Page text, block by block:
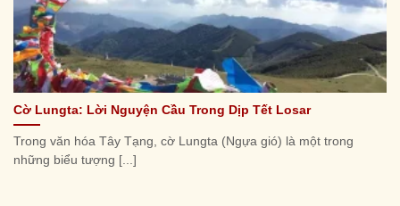
Cờ Lungta: Lời Nguyện Cầu Trong Dịp Tết Losar
Trong văn hóa Tây Tạng, cờ Lungta (Ngựa gió) là một trong
những biểu tượng [...]